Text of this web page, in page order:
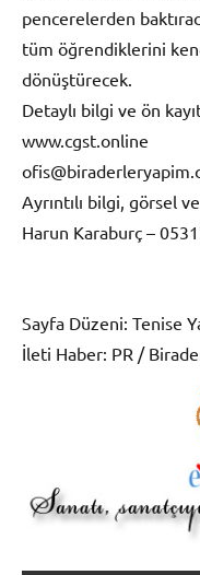
pencerelerden
tüm öğrendiklerini
dönüştürecek.
Detaylı bilgi ve ön
www.cgst.online
Ayrıntılı bilgi, görsel
Harun Karaburç –
Sayfa Düzeni: Tenise
İleti Haber: PR /